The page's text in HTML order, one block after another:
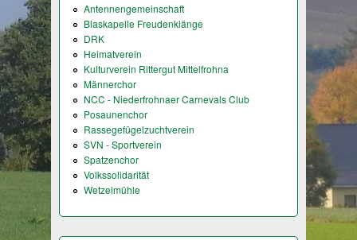
Antennengemeinschaft
Blaskapelle Freudenklänge
DRK
Heimatverein
Kulturverein Rittergut Mittelfrohna
Männerchor
NCC - Niederfrohnaer Carnevals Club
Posaunenchor
Rassegefügelzuchtverein
SVN - Sportverein
Spatzenchor
Volkssolidarität
Wetzelmühle